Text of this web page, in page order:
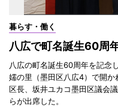
暮らす・働く
八広で町名誕生60周
八広の町名誕生60周年を記念
嬬の里（墨田区八広4）で開
区長、坂井ユカコ墨田区議会
らが出席した。